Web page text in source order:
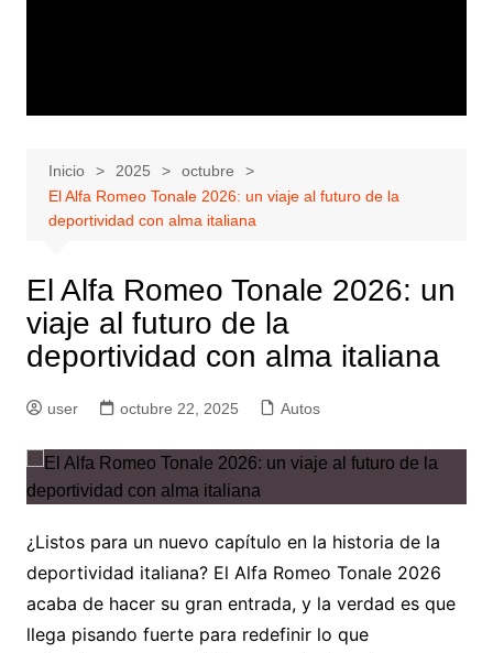
Inicio 2025
octubre
El Alfa Romeo Tonale 2026: un viaje al futuro de la
deportividad con alma italiana
El Alfa Romeo Tonale 2026: un
viaje al futuro de la
deportividad con alma italiana
user octubre 22, 2025 Autos
¿Listos para un nuevo capítulo en la historia de la
deportividad italiana? El Alfa Romeo Tonale 2026
acaba de hacer su gran entrada, y la verdad es que
llega pisando fuerte para redefinir lo que